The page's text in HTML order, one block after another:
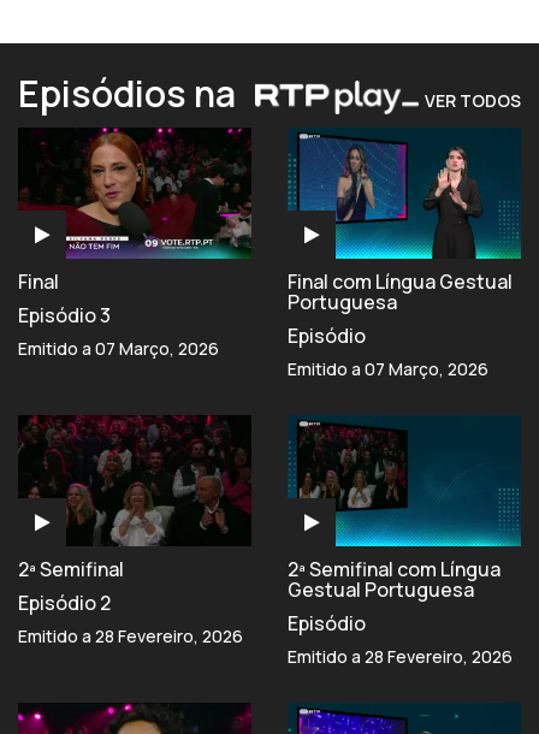
Episódios na VER TODOS
Final
Episódio 3
Emitido a 07 Março, 2026
Final com Língua Gestual
Portuguesa
Episódio
Emitido a 07 Março, 2026
2ª Semifinal
Episódio 2
Emitido a 28 Fevereiro, 2026
2ª Semifinal com Língua
Gestual Portuguesa
Episódio
Emitido a 28 Fevereiro, 2026